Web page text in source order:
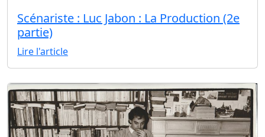
Scénariste : Luc Jabon : La Production (2e
partie)
Lire l'article